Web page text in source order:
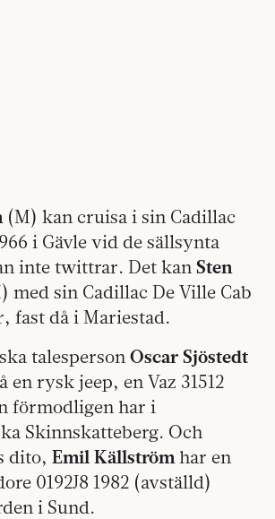
(M) kan cruisa i sin Cadillac
i Gävle vid de sällsynta
inte twittrar. Det kan Sten
med sin Cadillac De Ville Cab
fast då i Mariestad.
talesperson Oscar Sjöstedt
en rysk jeep, en Vaz 31512
förmodligen har i
Skinnskatteberg. Och
dito, Emil Källström har en
0192J8 1982 (avställd)
i Sund.